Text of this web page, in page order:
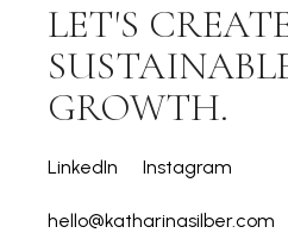
LET'S
GROWTH.
LinkedIn Instagram
hello@katharinasilber.com